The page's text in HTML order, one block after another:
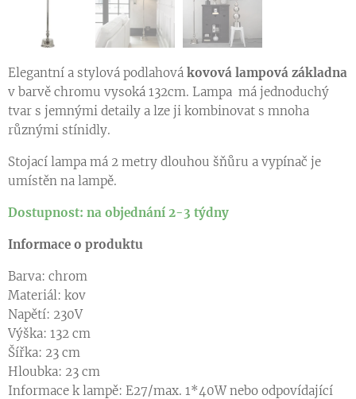
Elegantní a stylová podlahová kovová lampová základna
v barvě chromu vysoká 132cm. Lampa má jednoduchý
tvar s jemnými detaily a lze ji kombinovat s mnoha
různými stínidly.
Stojací lampa má 2 metry dlouhou šňůru a vypínač je
umístěn na lampě.
Dostupnost: na objednání 2-3 týdny
Informace o produktu
Barva: chrom
Materiál: kov
Napětí: 230V
Výška: 132 cm
Šířka: 23 cm
Hloubka: 23 cm
Informace k lampě: E27/max. 1*40W nebo odpovídající